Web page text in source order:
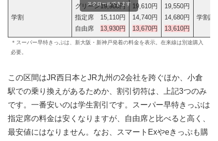
学割
グリーン19,980円
指定席 15,110円
自由席 13,930円
19,610円
14,740円
13,670円
19,550円
14,680円
13,610円
学割証
スクロールできます
＊スーパー早特きっぷは、新大阪・新神戸発着の料金を表示。在来線は別途購入
必要。
この区間はJR西日本とJR九州の2会社を跨ぐほか、小倉
駅での乗り換えがあるためか、割引切符は、上記3つのみ
です。一番安いのは学生割引です。スーパー早特きっぷは
指定席の料金は安くなりますが、自由席と比べると高く、
最安値にはなりません。なお、スマートExやeきっぷも購